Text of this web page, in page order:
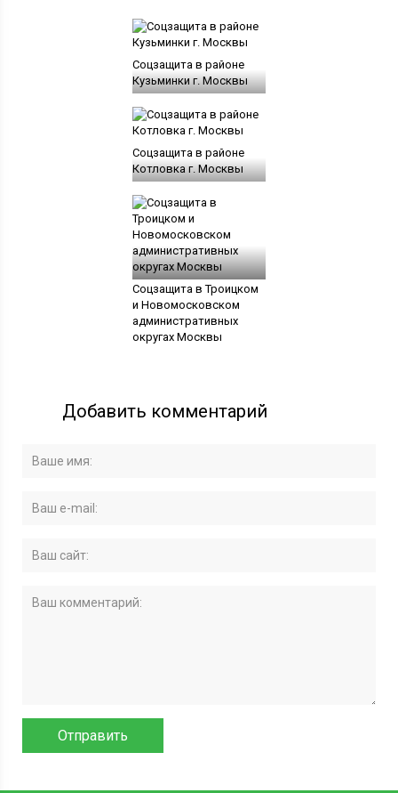
Соцзащита в районе
Кузьминки г. Москвы
Соцзащита в районе
Котловка г. Москвы
Соцзащита в Троицком
и Новомосковском
административных
округах Москвы
Добавить комментарий